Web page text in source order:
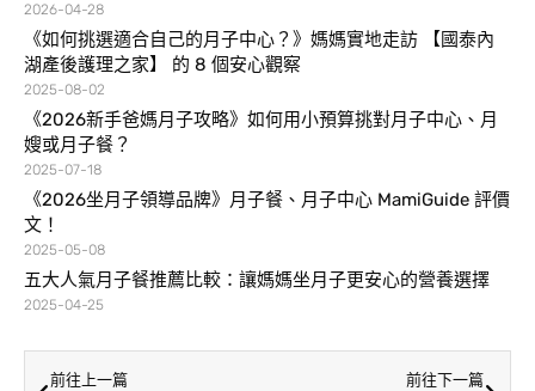
2026-04-28
《如何挑選適合自己的月子中心？》媽媽實地走訪 【國泰內
湖產後護理之家】 的 8 個安心觀察
2025-08-02
《2026新手爸媽月子攻略》如何用小預算挑對月子中心、月
嫂或月子餐？
2025-07-18
《2026坐月子領導品牌》月子餐、月子中心 MamiGuide 評價
文！
2025-05-08
五大人氣月子餐推薦比較：讓媽媽坐月子更安心的營養選擇
2025-04-25
前往上一篇 前往下一篇